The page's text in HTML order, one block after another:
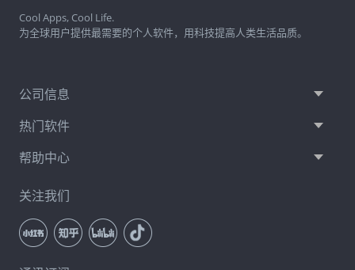
Cool Apps, Cool Life.
为全球用户提供最需要的个人软件，用科技提高人类生活品质。
公司信息
热门软件
帮助中心
关注我们